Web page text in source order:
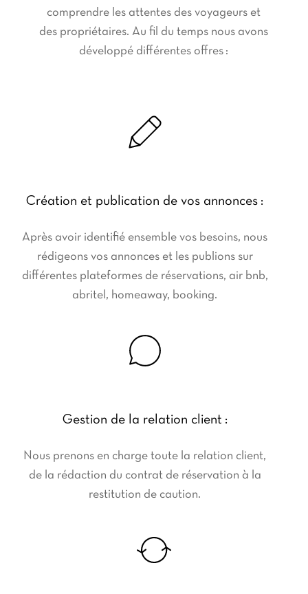
comprendre les attentes des voyageurs et
des propriétaires. Au fil du temps nous avons
développé différentes offres :
Création et publication de vos annonces :
Après avoir identifié ensemble vos besoins, nous
rédigeons vos annonces et les publions sur
différentes plateformes de réservations, air bnb,
abritel, homeaway, booking.
Gestion de la relation client :
Nous prenons en charge toute la relation client,
de la rédaction du contrat de réservation à la
restitution de caution.